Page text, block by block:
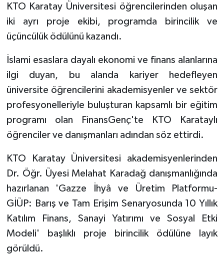
KTO Karatay Üniversitesi öğrencilerinden oluşan
iki ayrı proje ekibi, programda birincilik ve
üçüncülük ödülünü kazandı.
İslami esaslara dayalı ekonomi ve finans alanlarına
ilgi duyan, bu alanda kariyer hedefleyen
üniversite öğrencilerini akademisyenler ve sektör
profesyonelleriyle buluşturan kapsamlı bir eğitim
programı olan FinansGenç'te KTO Karataylı
öğrenciler ve danışmanları adından söz ettirdi.
KTO Karatay Üniversitesi akademisyenlerinden
Dr. Öğr. Üyesi Melahat Karadağ danışmanlığında
hazırlanan 'Gazze İhyâ ve Üretim Platformu-
GİÜP: Barış ve Tam Erişim Senaryosunda 10 Yıllık
Katılım Finans, Sanayi Yatırımı ve Sosyal Etki
Modeli' başlıklı proje birincilik ödülüne layık
görüldü.